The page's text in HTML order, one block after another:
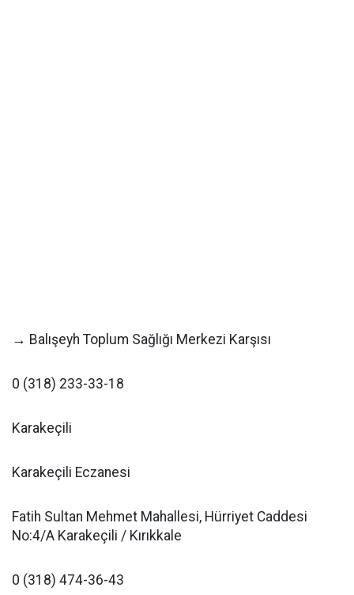
→ Balışeyh Toplum Sağlığı Merkezi Karşısı
0 (318) 233-33-18
Karakeçili
Karakeçili Eczanesi
Fatih Sultan Mehmet Mahallesi, Hürriyet Caddesi
No:4/A Karakeçili / Kırıkkale
0 (318) 474-36-43